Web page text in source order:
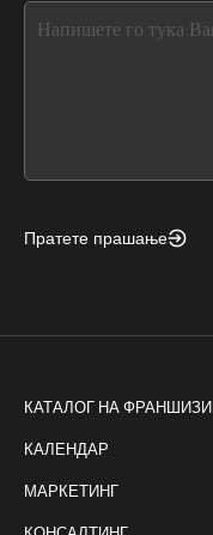
this,
Пратете прашање
КАТАЛОГ НА ФРАНШИЗИ
КАЛЕНДАР
МАРКЕТИНГ